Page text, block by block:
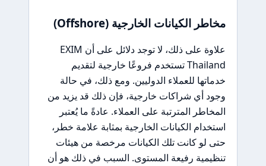
مخاطر الكيانات الخارجية (Offshore)
علاوة على ذلك، لا توجد دلائل على أن EXIM
Thailand تستخدم فروعًا خارجية لتقديم
خدماتها للعملاء الدوليين. ومع ذلك، في حالة
وجود أي شراكات خارجية، فإن ذلك قد يزيد من
المخاطر المترتبة على العملاء. عادةً ما يُعتبر
استخدام الكيانات الخارجية بمثابة علامة خطر،
حتى لو كانت تلك الكيانات مرخصة من هيئات
تنظيمية رفيعة المستوى. السبب في ذلك هو أن